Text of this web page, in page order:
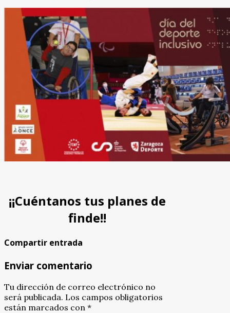
¡¡Cuéntanos tus planes de
finde!!
Compartir entrada
Enviar comentario
Tu dirección de correo electrónico no
será publicada. Los campos obligatorios
están marcados con *